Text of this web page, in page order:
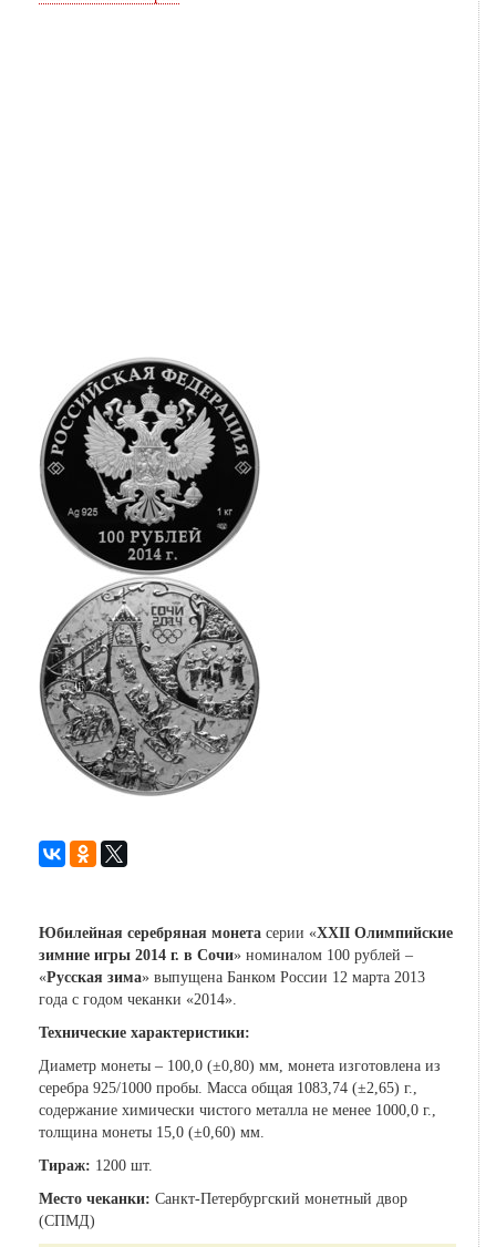
Юбилейная серебряная монета серии «XXII Олимпийские
зимние игры 2014 г. в Сочи» номиналом 100 рублей –
«Русская зима» выпущена Банком России 12 марта 2013
года с годом чеканки «2014».
Технические характеристики:
Диаметр монеты – 100,0 (±0,80) мм, монета изготовлена из
серебра 925/1000 пробы. Масса общая 1083,74 (±2,65) г.,
содержание химически чистого металла не менее 1000,0 г.,
толщина монеты 15,0 (±0,60) мм.
Тираж: 1200 шт.
Место чеканки: Санкт-Петербургский монетный двор
(СПМД)